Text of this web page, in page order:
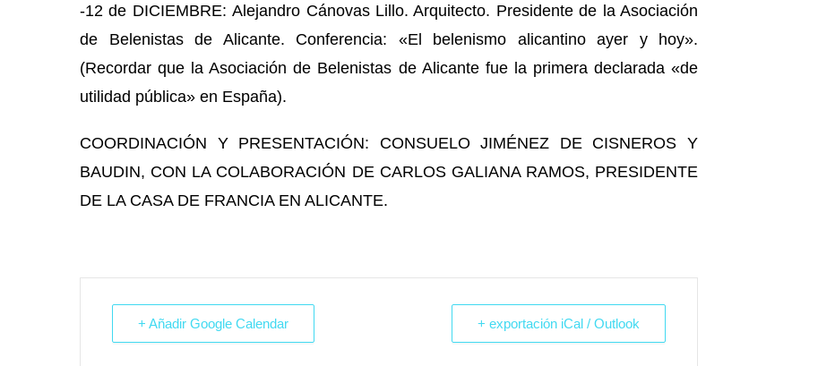
-12 de DICIEMBRE:Alejandro Cánovas Lillo. Arquitecto. Presidente de la Asociación
de Belenistas de Alicante. Conferencia: «El belenismo alicantino ayer y hoy».
(Recordar que la Asociación de Belenistas de Alicante fue la primera declarada «de
utilidad pública» en España).
COORDINACIÓN Y PRESENTACIÓN: CONSUELO JIMÉNEZ DE CISNEROS Y
BAUDIN, CON LA COLABORACIÓN DE CARLOS GALIANA RAMOS, PRESIDENTE
DE LA CASA DE FRANCIA EN ALICANTE.
+ Añadir Google Calendar + exportación iCal / Outlook